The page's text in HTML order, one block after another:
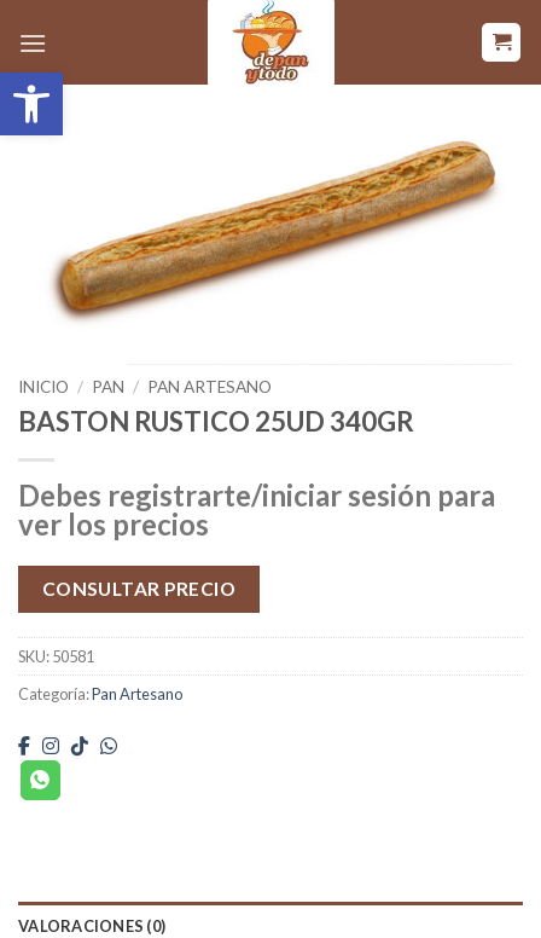
Abrir barra de herramientas
contenido
INICIO / PAN / PAN ARTESANO
BASTON RUSTICO 25UD 340GR
Debes registrarte/iniciar sesión para
ver los precios
CONSULTAR PRECIO
SKU:50581
Categoría:Pan Artesano
VALORACIONES (0)